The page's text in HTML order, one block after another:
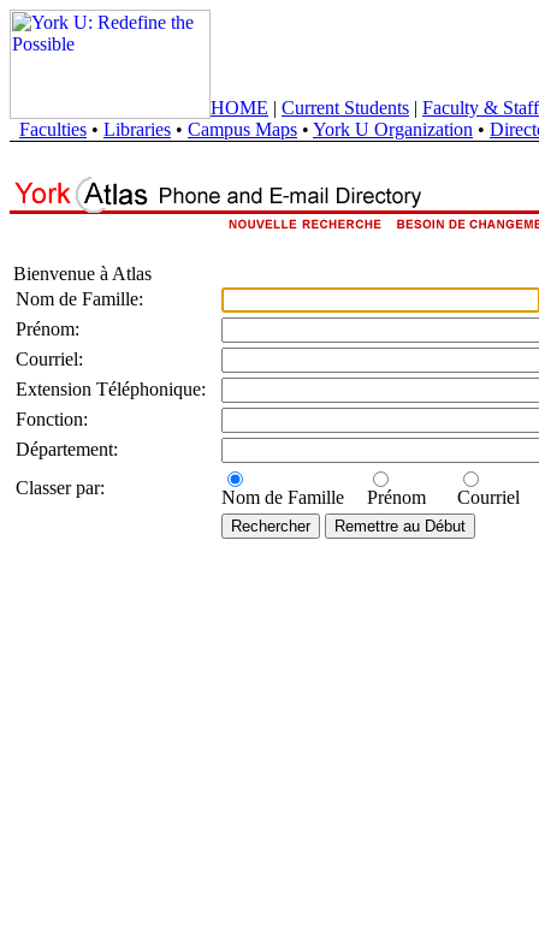
HOME | Current Students | Faculty & Staff
Faculties • Libraries • Campus Maps • York U Organization •
Bienvenue à Atlas
Nom de Famille:
Prénom:
Courriel:
Extension Téléphonique:
Fonction:
Département:
Classer par:
Nom de Famille Prénom Courriel